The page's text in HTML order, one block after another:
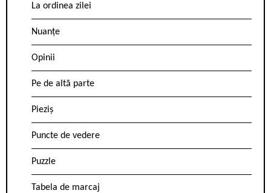
La ordinea zilei
Nuanțe
Opinii
Pe de altă parte
Pieziș
Puncte de vedere
Puzzle
Tabela de marcaj